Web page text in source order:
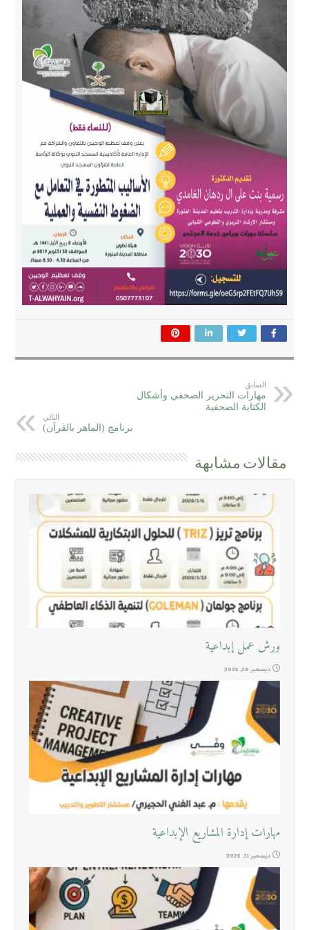
السابق
مهارات التحرير الصحفي وأشكال
الكتابة الصحفية
التالي
برنامج (الماهر بالقرآن)
مقالات مشابهة
ورش عمل إبداعية
ديسمبر 28, 2025
مهارات إدارة المشاريع الإبداعية
ديسمبر 11, 2025